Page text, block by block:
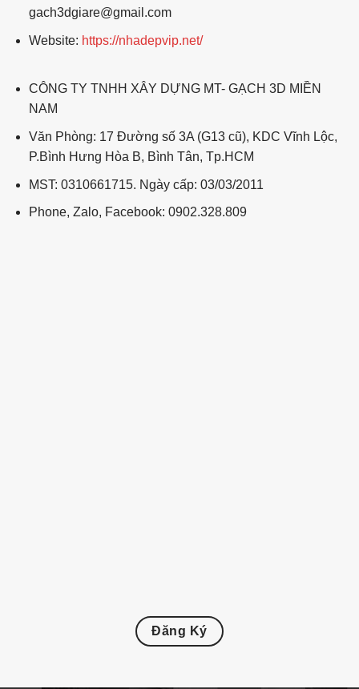
gach3dgiare@gmail.com
Website: https://nhadepvip.net/
CÔNG TY TNHH XÂY DỰNG MT- GẠCH 3D MIỀN
NAM
Văn Phòng: 17 Đường số 3A (G13 cũ), KDC Vĩnh Lộc,
P.Bình Hưng Hòa B, Bình Tân, Tp.HCM
MST: 0310661715. Ngày cấp: 03/03/2011
Phone, Zalo, Facebook: 0902.328.809
Đăng Ký